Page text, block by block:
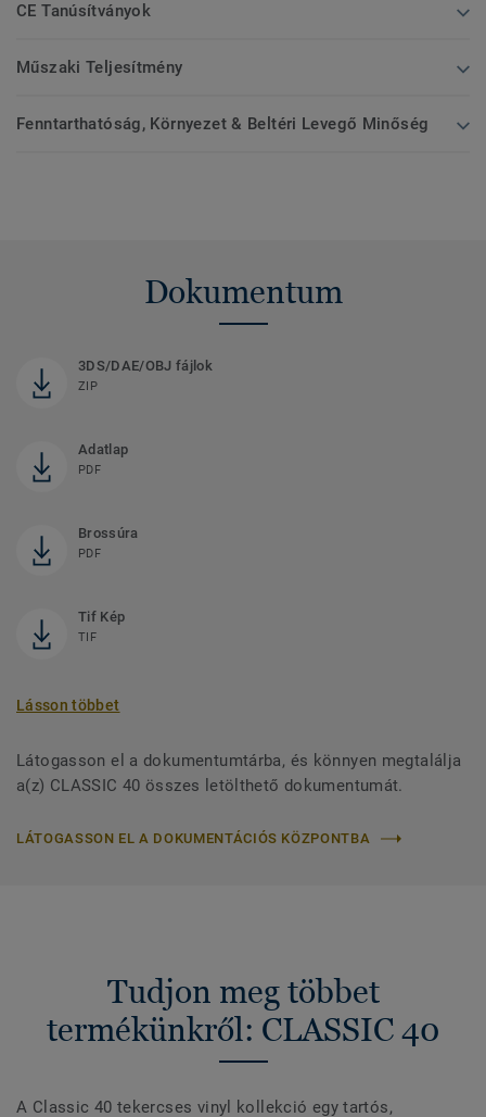
CE Tanúsítványok
Műszaki Teljesítmény
Fenntarthatóság, Környezet & Beltéri Levegő Minőség
Dokumentum
3DS/DAE/OBJ fájlok
ZIP
Adatlap
PDF
Brossúra
PDF
Tif Kép
TIF
Lásson többet
Látogasson el a dokumentumtárba, és könnyen megtalálja
a(z) CLASSIC 40 összes letölthető dokumentumát.
LÁTOGASSON EL A DOKUMENTÁCIÓS KÖZPONTBA
Tudjon meg többet
termékünkről: CLASSIC 40
A Classic 40 tekercses vinyl kollekció egy tartós,